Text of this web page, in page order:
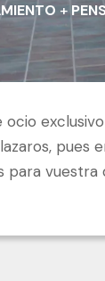
+
pues
para